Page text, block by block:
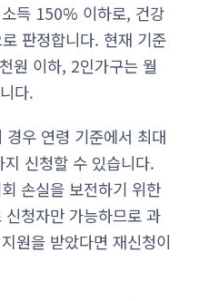
득 150% 이하로, 건강
판정합니다. 현재 기준
원 이하, 2인가구는 월
다.
우 연령 기준에서 최대
신청할 수 있습니다.
손실을 보전하기 위한
청자만 가능하므로 과
원을 받았다면 재신청이